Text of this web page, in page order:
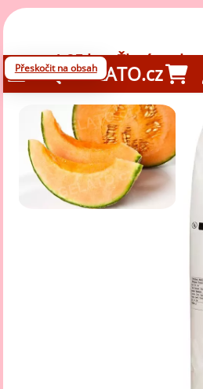
Přeskočit na obsahGELATO.cz
1,25 kg - Žlutý
zmrzlinová